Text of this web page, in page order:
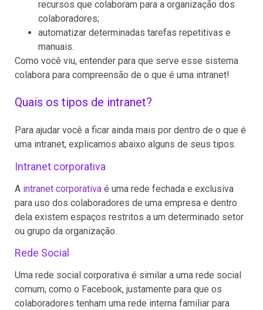
recursos que colaboram para a organização dos
colaboradores;
automatizar determinadas tarefas repetitivas e
manuais.
Como você viu, entender para que serve esse sistema
colabora para compreensão de o que é uma intranet!
Quais os tipos de intranet?
Para ajudar você a ficar ainda mais por dentro de o que é
uma intranet, explicamos abaixo alguns de seus tipos.
Intranet corporativa
A intranet corporativa é uma rede fechada e exclusiva
para uso dos colaboradores de uma empresa e dentro
dela existem espaços restritos a um determinado setor
ou grupo da organização.
Rede Social
Uma rede social corporativa é similar a uma rede social
comum, como o Facebook, justamente para que os
colaboradores tenham uma rede interna familiar para